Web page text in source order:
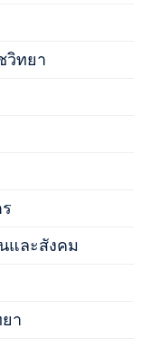
วิทยา
และสังคม
า